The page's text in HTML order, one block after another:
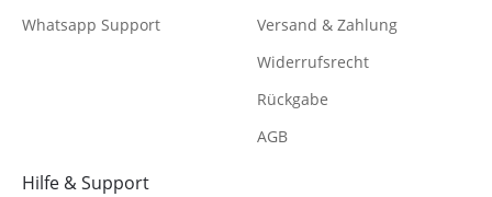
Hilfe & Support
Whatsapp Support
Versand & Zahlung
Widerrufsrecht
Rückgabe
AGB